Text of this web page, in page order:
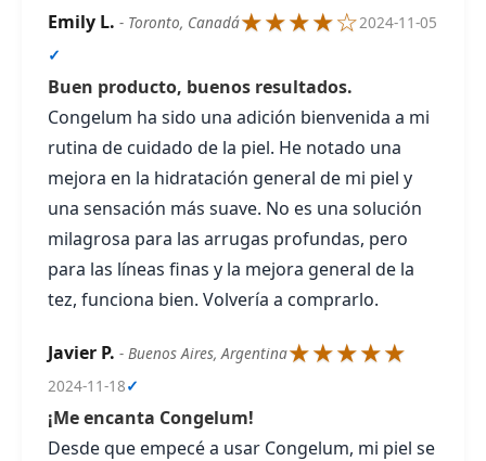
Emily L. - Toronto, Canadá★★★★☆2024-11-05
✓
Buen producto, buenos resultados.
Congelum ha sido una adición bienvenida a mi
rutina de cuidado de la piel. He notado una
mejora en la hidratación general de mi piel y
una sensación más suave. No es una solución
milagrosa para las arrugas profundas, pero
para las líneas finas y la mejora general de la
tez, funciona bien. Volvería a comprarlo.
Javier P. - Buenos Aires, Argentina★★★★★
2024-11-18✓
¡Me encanta Congelum!
Desde que empecé a usar Congelum, mi piel se